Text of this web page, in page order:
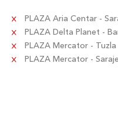
PLAZA Aria Centar -
PLAZA Delta Planet -
PLAZA Mercator - Tuzla
PLAZA Mercator -